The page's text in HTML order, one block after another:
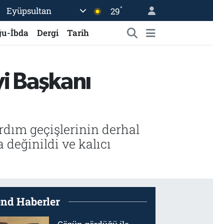
Eyüpsultan 29°
İbda Dergi Tarih
Başkanı
geçişlerinin derhal
ve kalıcı
Haberler